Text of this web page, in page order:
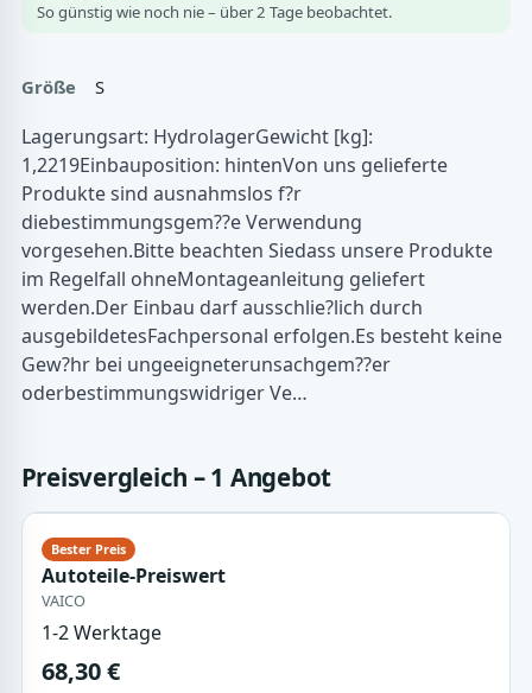
So günstig wie noch nie – über 2 Tage beobachtet.
Größe S
Lagerungsart: HydrolagerGewicht [kg]:
1,2219Einbauposition: hintenVon uns gelieferte
Produkte sind ausnahmslos f?r
diebestimmungsgem??e Verwendung
vorgesehen.Bitte beachten Siedass unsere Produkte
im Regelfall ohneMontageanleitung geliefert
werden.Der Einbau darf ausschlie?lich durch
ausgebildetesFachpersonal erfolgen.Es besteht keine
Gew?hr bei ungeeigneterunsachgem??er
oderbestimmungswidriger Ve…
Preisvergleich – 1 Angebot
Autoteile-Preiswert
VAICO
1-2 Werktage
68,30 €